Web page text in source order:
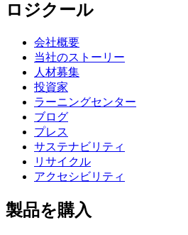
ロジクール
会社概要
当社のストーリー
人材募集
投資家
ラーニングセンター
ブログ
プレス
サステナビリティ
リサイクル
アクセシビリティ
製品を購入